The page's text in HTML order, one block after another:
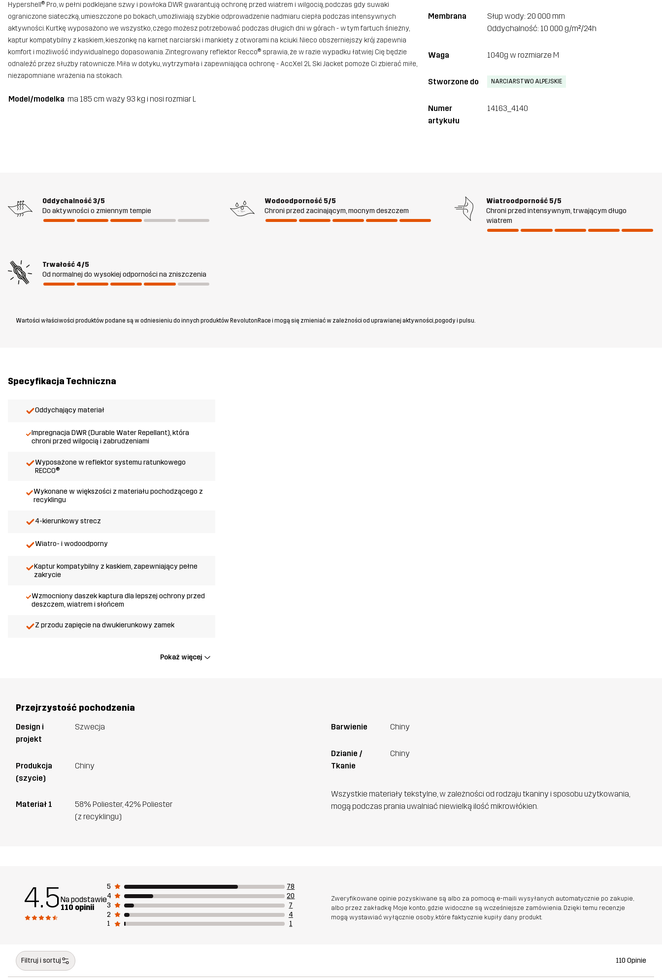
Hypershell® Pro, w pełni podklejane szwy i powłoka DWR gwarantują ochronę przed wiatrem i wilgocią, podczas gdy suwaki
ograniczone siateczką, umieszczone po bokach, umożliwiają szybkie odprowadzenie nadmiaru ciepła podczas intensywnych
aktywności. Kurtkę wyposażono we wszystko, czego możesz potrzebować podczas długich dni w górach - w tym fartuch śnieżny,
kaptur kompatybilny z kaskiem, kieszonkę na karnet narciarski i mankiety z otworami na kciuki. Nieco obszerniejszy krój zapewnia
komfort i możliwość indywidualnego dopasowania. Zintegrowany reflektor Recco® sprawia, że w razie wypadku łatwiej Cię będzie
odnaleźć przez służby ratownicze. Miła w dotyku, wytrzymała i zapewniająca ochronę - AccXel 2L Ski Jacket pomoże Ci zbierać miłe,
niezapomniane wrażenia na stokach.
Model/modelka ma 185 cm waży 93 kg i nosi rozmiar L
Membrana
Słup wody: 20 000 mm
Oddychalność: 10 000 g/m²/24h
Waga 1040g w rozmiarze M
Stworzone do NARCIARSTWO ALPEJSKIE
Numer
artykułu
14163_4140
Oddychalność3/5
Do aktywności o zmiennym tempie
Wodoodporność 5/5
Chroni przed zacinającym, mocnym deszczem
Wiatroodporność 5/5
Chroni przed intensywnym, trwającym długo
wiatrem
Trwałość 4/5
Od normalnej do wysokiej odporności na zniszczenia
Wartości właściwości produktów podane są w odniesieniu do innych produktów RevolutonRace i mogą się zmieniać w zależności od uprawianej aktywności, pogody i pulsu.
Specyfikacja Techniczna
Oddychający materiał
Impregnacja DWR (Durable Water Repellant), która
chroni przed wilgocią i zabrudzeniami
Wyposażone w reflektor systemu ratunkowego
RECCO®
Wykonane w większości z materiału pochodzącego z
recyklingu
4-kierunkowy strecz
Wiatro- i wodoodporny
Kaptur kompatybilny z kaskiem, zapewniający pełne
zakrycie
Wzmocniony daszek kaptura dla lepszej ochrony przed
deszczem, wiatrem i słońcem
Z przodu zapięcie na dwukierunkowy zamek
Pokaż więcej
Przejrzystość pochodzenia
Design i
projekt
Szwecja
Produkcja
(szycie)
Chiny
Materiał 1
58% Poliester, 42% Poliester
(z recyklingu)
Barwienie Chiny
Dzianie /
Tkanie
Chiny
Wszystkie materiały tekstylne, w zależności od rodzaju tkaniny i sposobu użytkowania,
mogą podczas prania uwalniać niewielką ilość mikrowłókien.
4.5Na podstawie
110 opinii
5
78
4
20
3
7
2
4
1
1
Zweryfikowane opinie pozyskiwane są albo za pomocą e-maili wysyłanych automatycznie po zakupie,
albo przez zakładkę Moje konto, gdzie widoczne są wcześniejsze zamówienia. Dzięki temu recenzje
mogą wystawiać wyłącznie osoby, które faktycznie kupiły dany produkt.
Filtruj i sortuj 110 Opinie